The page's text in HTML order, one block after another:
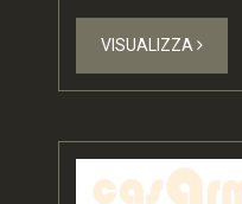
VISUALIZZA